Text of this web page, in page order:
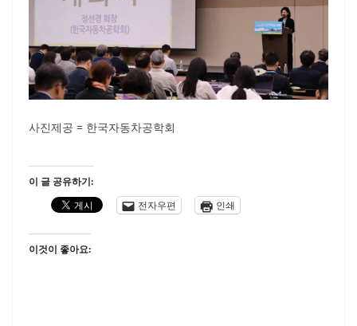
사진제공 = 한국자동차공학회
이 글 공유하기:
전자우편
인쇄
이것이 좋아요: